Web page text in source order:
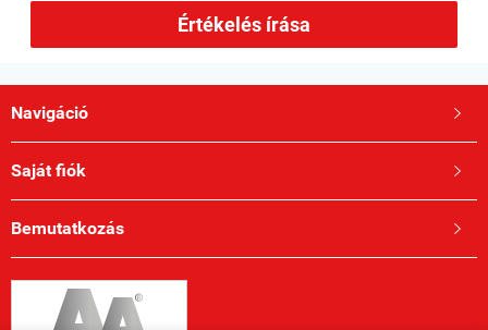
Értékelés írása
Navigáció 
Saját fiók 
Bemutatkozás 